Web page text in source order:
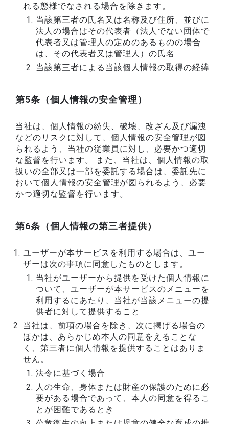
れる態様でなされる場合を除きます。
当該第三者の氏名又は名称及び住所、並びに
法人の場合はその代表者（法人でない団体で
代表者又は管理人の定めのあるものの場合
は、その代表者又は管理人）の氏名
当該第三者による当該個人情報の取得の経緯
第5条（個人情報の安全管理）
当社は、個人情報の紛失、破壊、改ざん及び漏洩
などのリスクに対して、個人情報の安全管理が図
られるよう、当社の従業員に対し、必要かつ適切
な監督を行います。 また、当社は、個人情報の取
扱いの全部又は一部を委託する場合は、委託先に
おいて個人情報の安全管理が図られるよう、必要
かつ適切な監督を行います。
第6条（個人情報の第三者提供）
ユーザーが本サービスを利用する場合は、ユー
ザーは次の事項に同意したものとします。
当社がユーザーから提供を受けた個人情報に
ついて、ユーザーが本サービスのメニューを
利用するにあたり、当社が当該メニューの提
供者に対して提供すること
当社は、前項の場合を除き、次に掲げる場合の
ほかは、あらかじめ本人の同意をえることな
く、第三者に個人情報を提供することはありま
せん。
法令に基づく場合
人の生命、身体または財産の保護のために必
要がある場合であって、本人の同意を得るこ
とが困難であるとき